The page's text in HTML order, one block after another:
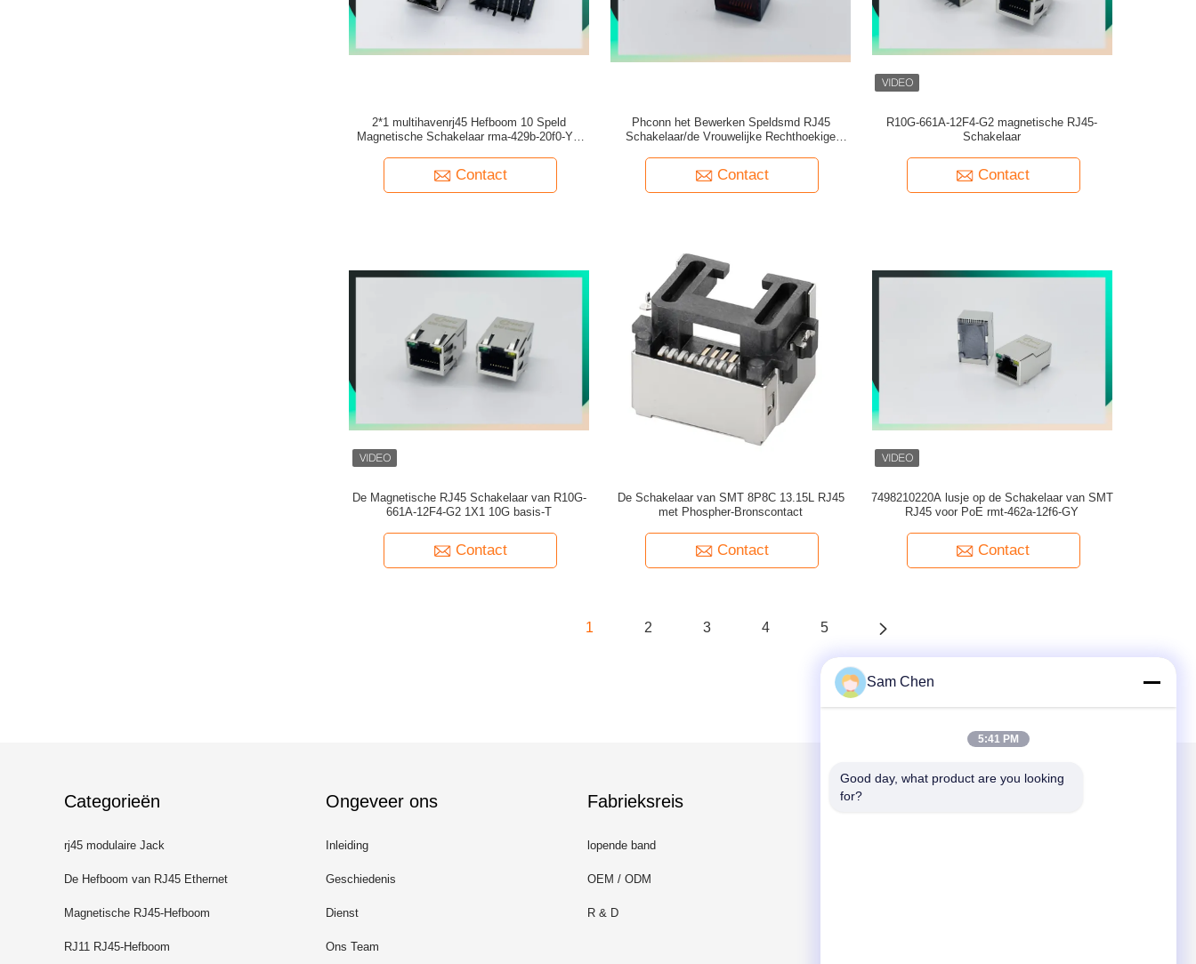
2*1 multihavenrj45 Hefboom 10 Speld
Magnetische Schakelaar rma-429b-20f0-YG
Contact
Phconn het Bewerken Speldsmd RJ45
Schakelaar/de Vrouwelijke Rechthoekige
Contact
R10G-661A-12F4-G2 magnetische RJ45-
Schakelaar
Contact
De Magnetische RJ45 Schakelaar van R10G-
661A-12F4-G2 1X1 10G basis-T
Contact
De Schakelaar van SMT 8P8C 13.15L RJ45
met Phospher-Bronscontact
Contact
7498210220A lusje op de Schakelaar van SMT
RJ45 voor PoE rmt-462a-12f6-GY
Contact
1 2 3 4 5
Categorieën
rj45 modulaire Jack
De Hefboom van RJ45 Ethernet
Magnetische RJ45-Hefboom
RJ11 RJ45-Hefboom
Ongeveer ons
Inleiding
Geschiedenis
Dienst
Ons Team
Fabrieksreis
lopende band
OEM / ODM
R & D
Mail ons
Sam Chen
5:41 PM
Good day, what product are you looking
for?